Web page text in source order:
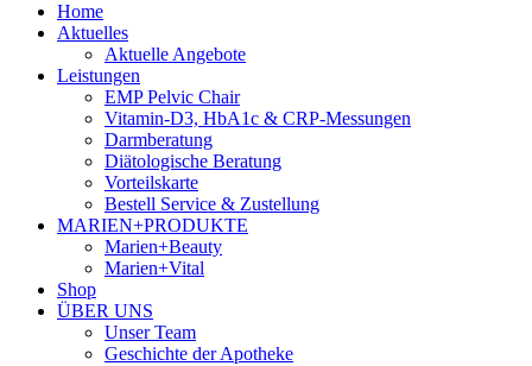
Home
Aktuelles
Aktuelle Angebote
Leistungen
EMP Pelvic Chair
Vitamin-D3, HbA1c & CRP-Messungen
Darmberatung
Diätologische Beratung
Vorteilskarte
Bestell Service & Zustellung
MARIEN+PRODUKTE
Marien+Beauty
Marien+Vital
Shop
ÜBER UNS
Unser Team
Geschichte der Apotheke